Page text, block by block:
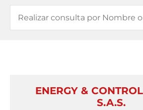
ENERGY &
S.A.S.